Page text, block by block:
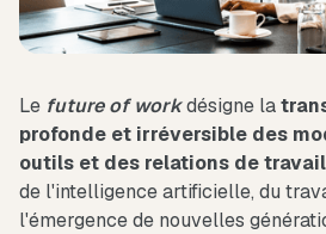
Le future of workdésigne la
profonde et irréversible des
outils et des relations de travail
de l'intelligence artificielle, du
l'émergence de nouvelles